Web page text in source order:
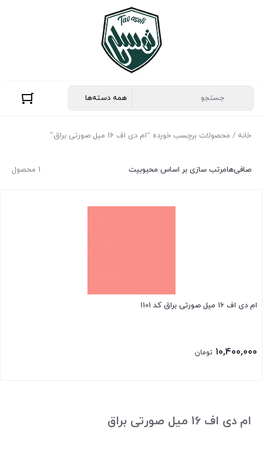
خانه / محصولات برچسب خورده “ام دی اف 16 میل صورتی براق”
1 محصول صافی‌هامرتب سازی بر اساس محبوبیت
ام دی اف 16 میل صورتی براق کد 1101
۱۰,۴۰۰,۰۰۰ تومان
ام دی اف 16 میل صورتی براق